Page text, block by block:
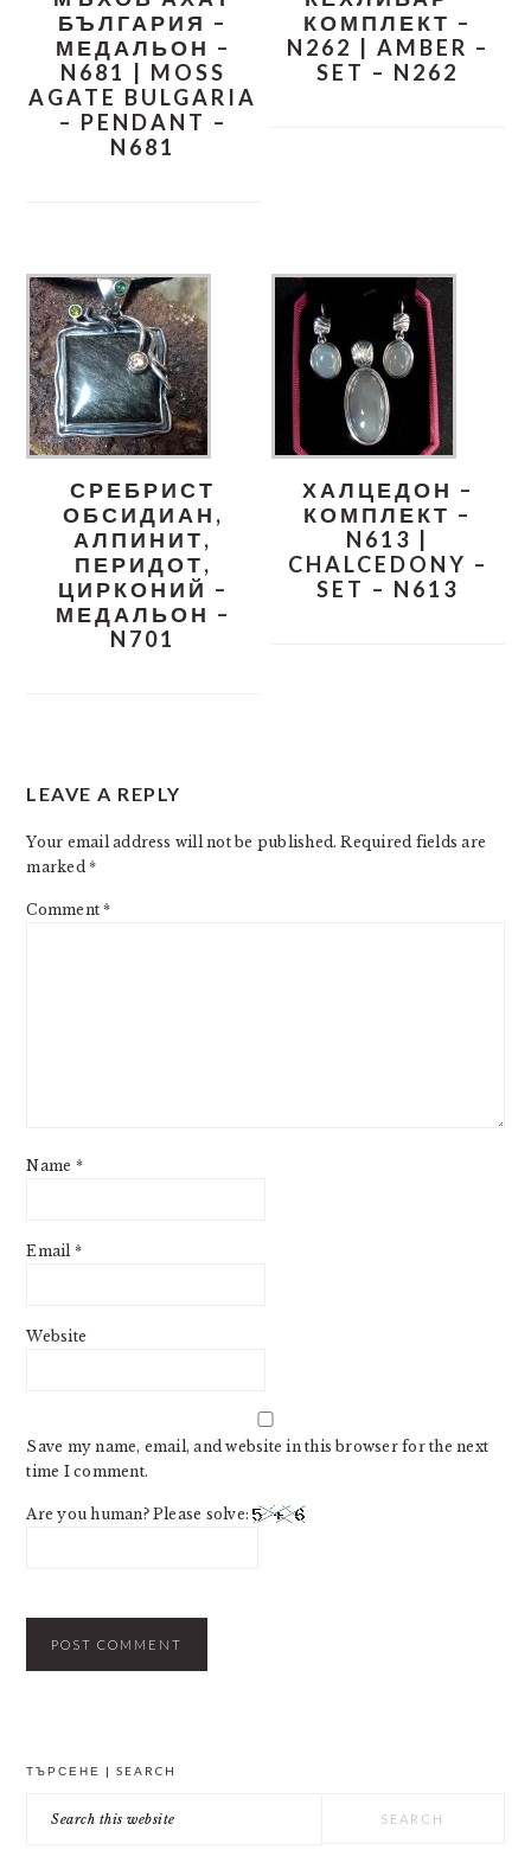
БЪЛГАРИЯ –
МЕДАЛЬОН –
N681 | MOSS
AGATE BULGARIA
– PENDANT –
N681
КОМПЛЕКТ –
N262 | AMBER –
SET – N262
СРЕБРИСТ
ОБСИДИАН,
АЛПИНИТ,
ПЕРИДОТ,
ЦИРКОНИЙ –
МЕДАЛЬОН –
N701
ХАЛЦЕДОН –
КОМПЛЕКТ –
N613 |
CHALCEDONY –
SET – N613
INTERACTIONS
LEAVE A REPLY
Your email address will not be published. Required fields are
marked*
Comment*
Name *
Email *
Website
Save my name, email, and website in this browser for the next
time I comment.
Are you human? Please solve:
ТЪРСЕНЕ | SEARCH
this